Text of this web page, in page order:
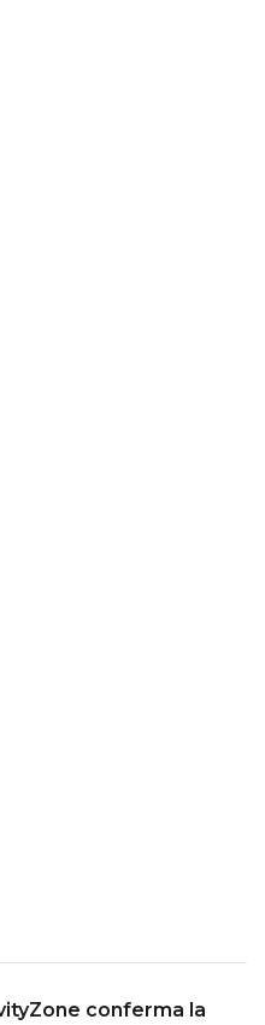
conferma la